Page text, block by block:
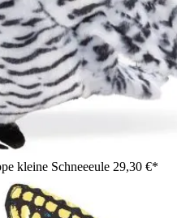
kleine Schneeeule 29,30 €*